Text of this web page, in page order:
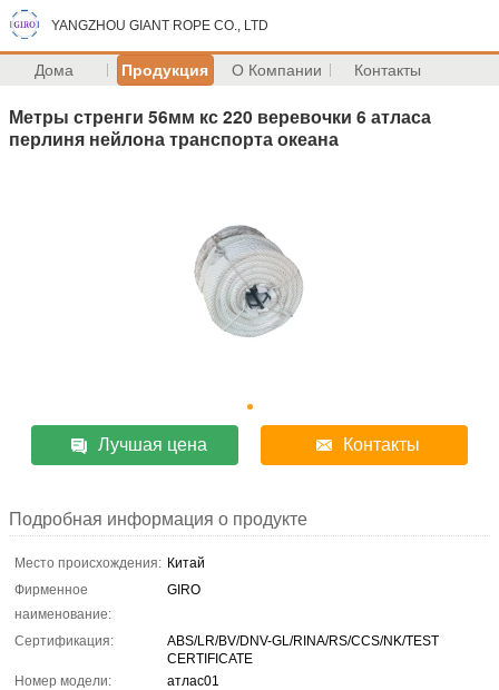
YANGZHOU GIANT ROPE CO., LTD
Дома Продукция О Компании Контакты
Метры стренги 56мм кс 220 веревочки 6 атласа
перлиня нейлона транспорта океана
Лучшая цена Контакты
Подробная информация о продукте
Место происхождения: Китай
Фирменное
наименование:
GIRO
Сертификация:
ABS/LR/BV/DNV-GL/RINA/RS/CCS/NK/TEST
CERTIFICATE
Номер модели:
атлас01